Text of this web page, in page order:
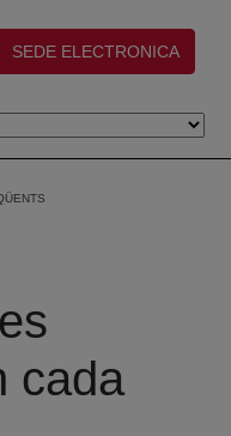
(abre en nueva ventana)
SEDE ELECTRONICA
cada